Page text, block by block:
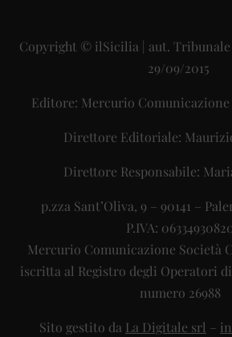
Copyright © ilSicilia | aut. Tribunale
29/09/2015
Editore: Mercurio Comunicazione
Direttore Editoriale:
Direttore Responsabile:
p.zza Sant’Oliva, 9 – 90141 –
P.IVA:
Mercurio Comunicazione Società
iscritta al Registro degli Operatori
numero 26988
Sito gestito da La Digitale srl –